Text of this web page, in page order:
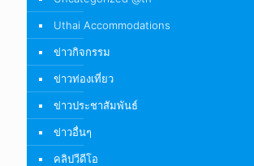
Uthai Accommodations
ข่าวกิจกรรม
ข่าวท่องเที่ยว
ข่าวประชาสัมพันธ์
ข่าวอื่นๆ
คลิปวีดีโอ